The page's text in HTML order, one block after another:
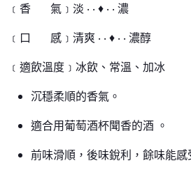
﹝香 氣﹞淡 ‧ ‧ ♦ ‧ ‧ 濃
﹝口 感﹞清爽 ‧ ‧ ♦ ‧ ‧ 濃醇
﹝適飲溫度﹞冰飲、常溫、加冰
沉穩柔順的香氣。
適合用葡萄酒杯聞香的酒 。
前味滑順，後味銳利，餘味能感